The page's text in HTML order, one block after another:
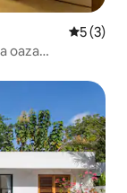
Średnia
5 (3)
oaza